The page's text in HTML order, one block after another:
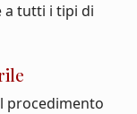
a tutti i tipi di
procedimento